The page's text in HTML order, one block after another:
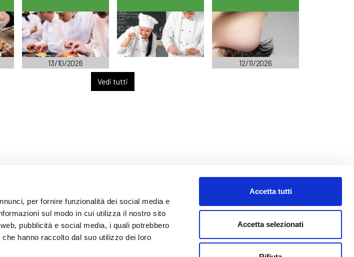
per fornire funzionalità dei social media e
sul modo in cui utilizza il nostro sito
pubblicità e social media, i quali potrebbero
hanno raccolto dal suo utilizzo dei loro
Accetta tutti
Accetta selezionati
13/10/2026
12/11/2026
Vedi tutti
2 - I - 24125 Bergamo (BG) - Email: info@abf.eu